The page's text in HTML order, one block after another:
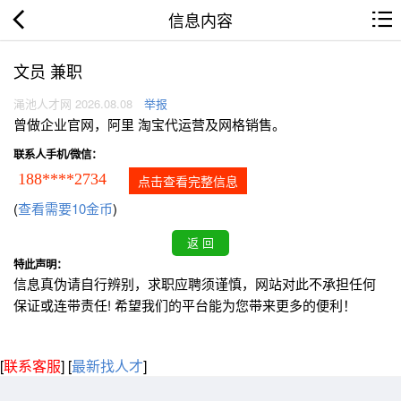
信息内容
文员 兼职
渑池人才网 2026.08.08 举报
曾做企业官网，阿里 淘宝代运营及网格销售。
联系人手机/微信：
188****2734 点击查看完整信息
(查看需要10金币)
特此声明：
信息真伪请自行辨别，求职应聘须谨慎，网站对此不承担任何
保证或连带责任! 希望我们的平台能为您带来更多的便利！
[联系客服] [最新找人才]